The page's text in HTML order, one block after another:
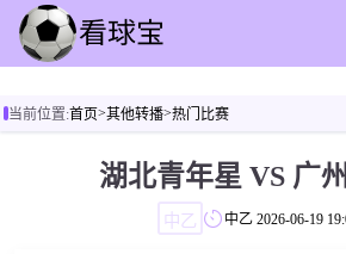
足球直播
当前位置:首页>其他转播>热门比赛
湖北青年星 VS 广
中乙 中乙 2026-06-19